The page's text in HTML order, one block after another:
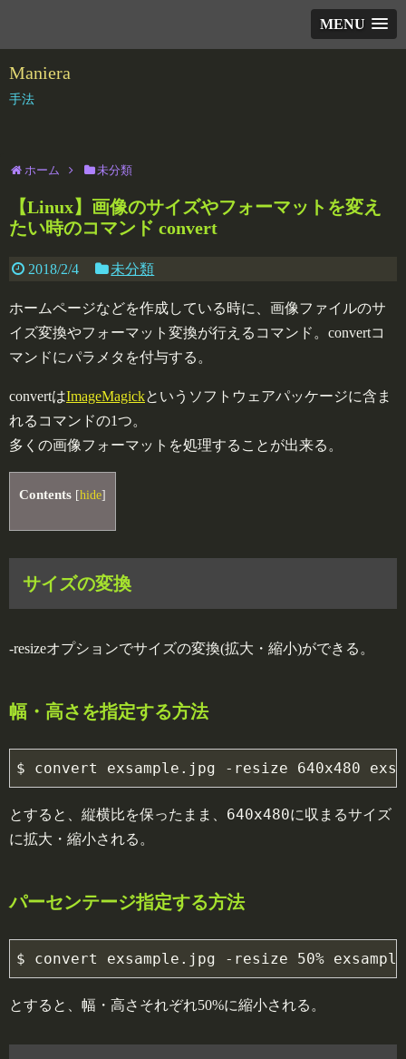
MENU
Maniera
手法
ホーム 未分類
【Linux】画像のサイズやフォーマットを変え
たい時のコマンド convert
2018/2/4 未分類
ホームページなどを作成している時に、画像ファイルのサ
イズ変換やフォーマット変換が行えるコマンド。convertコ
マンドにパラメタを付与する。
convertはImageMagickというソフトウェアパッケージに含ま
れるコマンドの1つ。
多くの画像フォーマットを処理することが出来る。
Contents [hide]
サイズの変換
-resizeオプションでサイズの変換(拡大・縮小)ができる。
幅・高さを指定する方法
$ convert exsample.jpg -resize 640x480
とすると、縦横比を保ったまま、 640x480に収まるサイズ
に拡大・縮小される。
パーセンテージ指定する方法
$ convert exsample.jpg -resize 50%
とすると、幅・高さそれぞれ50%に縮小される。